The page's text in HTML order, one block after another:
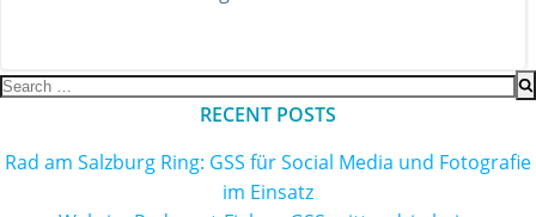
Search
RECENT POSTS
Rad am Salzburg Ring: GSS für Social Media und Fotografie
im Einsatz